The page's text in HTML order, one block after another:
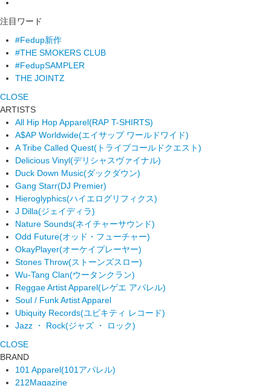
注目ワード
#Fedup新作
#THE SMOKERS CLUB
#FedupSAMPLER
THE JOINTZ
CLOSE
ARTISTS
All Hip Hop Apparel(RAP T-SHIRTS)
A$AP Worldwide(エイサップ ワールドワイド)
A Tribe Called Quest(トライブコールドクエスト)
Delicious Vinyl(デリシャスヴァイナル)
Duck Down Music(ダックダウン)
Gang Starr(DJ Premier)
Hieroglyphics(ハイエログリフィクス)
J Dilla(ジェイディラ)
Nature Sounds(ネイチャーサウンド)
Odd Future(オッド・フューチャー)
OkayPlayer(オーケイプレーヤー)
Stones Throw(ストーンズスロー)
Wu-Tang Clan(ウータンクラン)
Reggae Artist Apparel(レゲエ アパレル)
Soul / Funk Artist Apparel
Ubiquity Records(ユビキティ レコード)
Jazz ・ Rock(ジャズ ・ ロック)
CLOSE
BRAND
101 Apparel(101アパレル)
212Magazine